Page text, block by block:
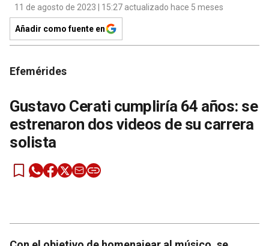
11 de agosto de 2023 | 15:27 actualizado hace 5 meses
Añadir como fuente en
Efemérides
Gustavo Cerati cumpliría 64 años: se
estrenaron dos videos de su carrera
solista